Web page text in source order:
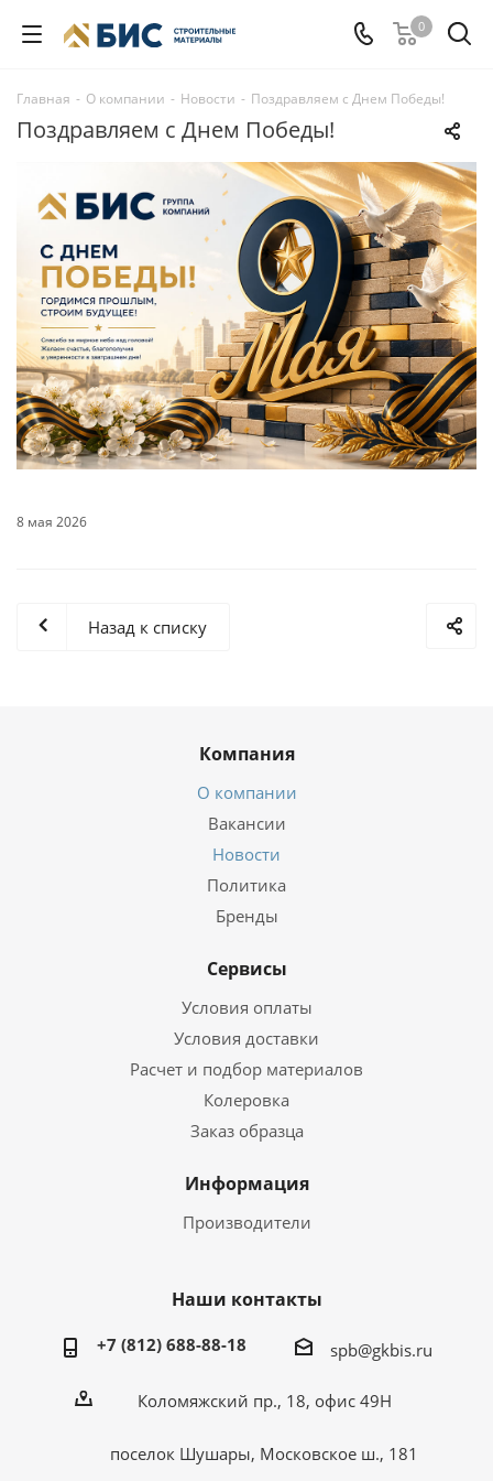
0
Главная - О компании - Новости - Поздравляем с Днем Победы!
Поздравляем с Днем Победы!
8 мая 2026
Назад к списку
Компания
О компании
Вакансии
Новости
Политика
Бренды
Сервисы
Условия оплаты
Условия доставки
Расчет и подбор материалов
Колеровка
Заказ образца
Информация
Производители
Наши контакты
+7 (812) 688-88-18 spb@gkbis.ru
Коломяжский пр., 18, офис 49Н
поселок Шушары, Московское ш., 181